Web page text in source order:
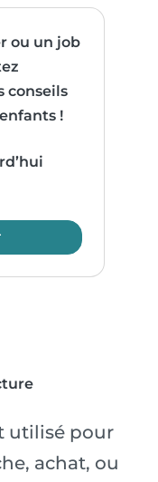
ou un job
conseils
!
utilisé pour
achat, ou